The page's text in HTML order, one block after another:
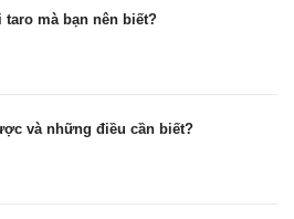
taro mà bạn nên biết?
và những điều cần biết?